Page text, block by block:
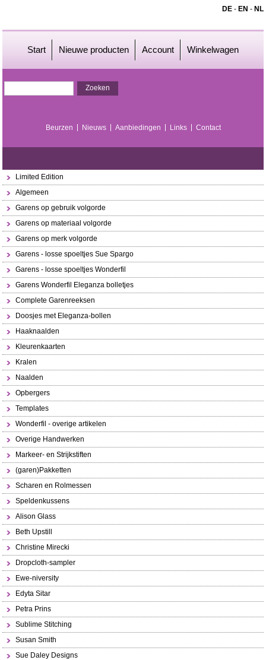
DE- EN - NL
Start Nieuwe producten Account Winkelwagen
Beurzen Nieuws Aanbiedingen Links Contact
Limited Edition
Algemeen
Garens op gebruik volgorde
Garens op materiaal volgorde
Garens op merk volgorde
Garens - losse spoeltjes Sue Spargo
Garens - losse spoeltjes Wonderfil
Garens Wonderfil Eleganza bolletjes
Complete Garenreeksen
Doosjes met Eleganza-bollen
Haaknaalden
Kleurenkaarten
Kralen
Naalden
Opbergers
Templates
Wonderfil - overige artikelen
Overige Handwerken
Markeer- en Strijkstiften
(garen)Pakketten
Scharen en Rolmessen
Speldenkussens
Alison Glass
Beth Upstill
Christine Mirecki
Dropcloth-sampler
Ewe-niversity
Edyta Sitar
Petra Prins
Sublime Stitching
Susan Smith
Sue Daley Designs